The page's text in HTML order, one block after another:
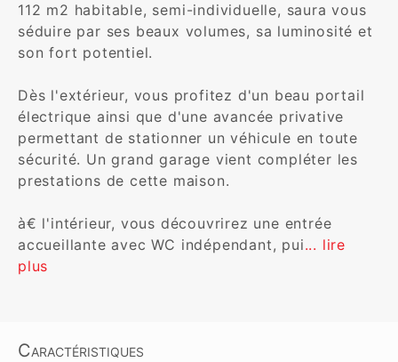
112 m2 habitable, semi-individuelle, saura vous
séduire par ses beaux volumes, sa luminosité et
son fort potentiel.
Dès l'extérieur, vous profitez d'un beau portail
électrique ainsi que d'une avancée privative
permettant de stationner un véhicule en toute
sécurité. Un grand garage vient compléter les
prestations de cette maison.
à€ l'intérieur, vous découvrirez une entrée
accueillante avec WC indépendant, pui... lire
plus
Caractéristiques